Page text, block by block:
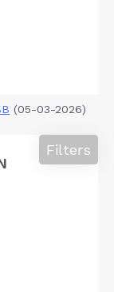
(05-03-2026)
Filters